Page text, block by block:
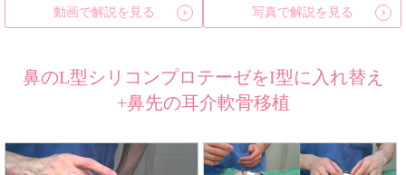
動画で解説を見る 写真で解説を見る
鼻のL型シリコンプロテーゼをI型に入れ替え
+鼻先の耳介軟骨移植